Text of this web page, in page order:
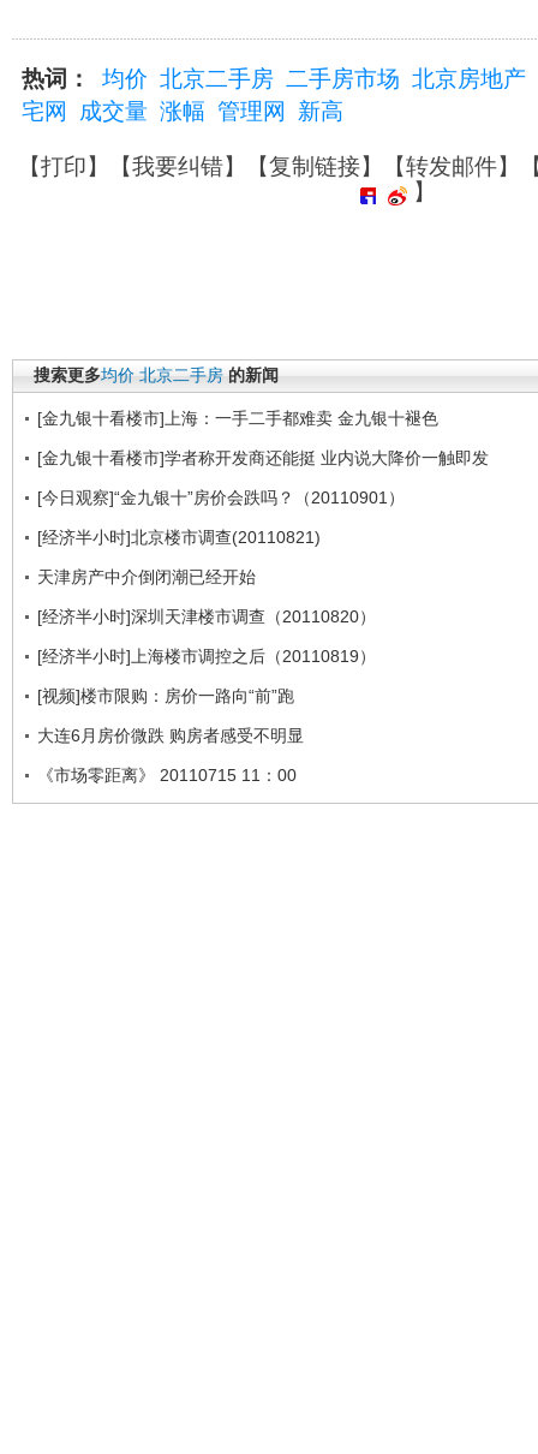
热词： 均价 北京二手房 二手房市场 北京房地产
宅网
成交量 涨幅 管理网 新高
【打印】【我要纠错】【复制链接】【转发邮件】
】
搜索更多均价 北京二手房 的新闻
[金九银十看楼市]上海：一手二手都难卖 金九银十褪色
[金九银十看楼市]学者称开发商还能挺 业内说大降价一触即发
[今日观察]“金九银十”房价会跌吗？（20110901）
[经济半小时]北京楼市调查(20110821)
天津房产中介倒闭潮已经开始
[经济半小时]深圳天津楼市调查（20110820）
[经济半小时]上海楼市调控之后（20110819）
[视频]楼市限购：房价一路向“前”跑
大连6月房价微跌 购房者感受不明显
《市场零距离》 20110715 11：00